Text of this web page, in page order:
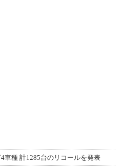
車種 計1285台のリコールを発表